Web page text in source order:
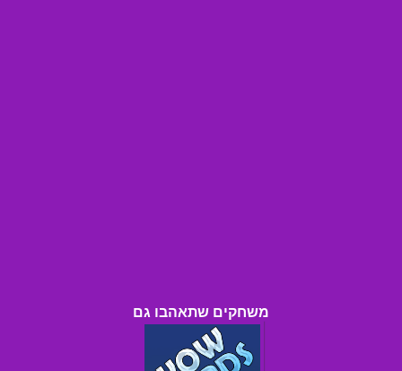
משחקים שתאהבו גם